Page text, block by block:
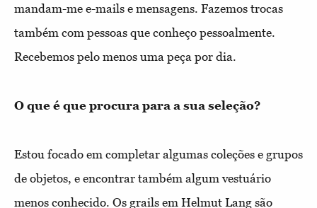
mandam-me e-mails e mensagens. Fazemos trocas
também com pessoas que conheço pessoalmente.
Recebemos pelo menos uma peça por dia.
O que é que procura para a sua seleção?
Estou focado em completar algumas coleções e grupos
de objetos, e encontrar também algum vestuário
menos conhecido. Os grails em Helmut Lang são